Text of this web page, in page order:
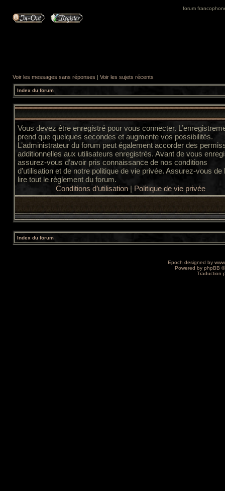
forum
Voir les messages sans réponses | Voir les sujets récents
Index du forum
Vous devez être enregistré pour vous connecter.
prend que quelques secondes et augmente vos possibilités.
L’administrateur du forum peut également accorder des
additionnelles aux utilisateurs enregistrés. Avant de vous
assurez-vous d’avoir pris connaissance de nos conditions
d’utilisation et de notre politique de vie privée. Assurez-vous de
lire tout le règlement du forum.
Conditions d’utilisation| Politique de vie privée
Index du forum
Epoch designed by
Powered by phpBB
Traduction